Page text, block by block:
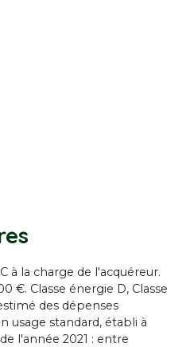
à la charge de l'acquéreur.
€. Classe énergie D, Classe
des dépenses
usage standard, établi à
l'année 2021 : entre